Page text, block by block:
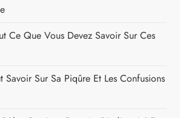
Ce Que Vous Devez Savoir Sur Ces
Savoir Sur Sa Piqûre Et Les Confusions